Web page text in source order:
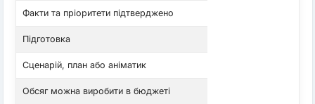
Факти та пріоритети підтверджено
Підготовка
Сценарій, план або аніматик
Обсяг можна виробити в бюджеті